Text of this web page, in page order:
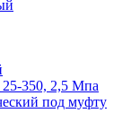
350, 2,5 Мпа
под муфту